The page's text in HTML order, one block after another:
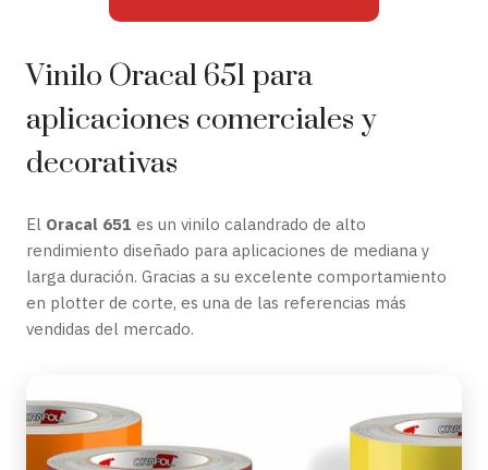
Vinilo Oracal 651 para
aplicaciones comerciales y
decorativas
El Oracal 651 es un vinilo calandrado de alto
rendimiento diseñado para aplicaciones de mediana y
larga duración. Gracias a su excelente comportamiento
en plotter de corte, es una de las referencias más
vendidas del mercado.